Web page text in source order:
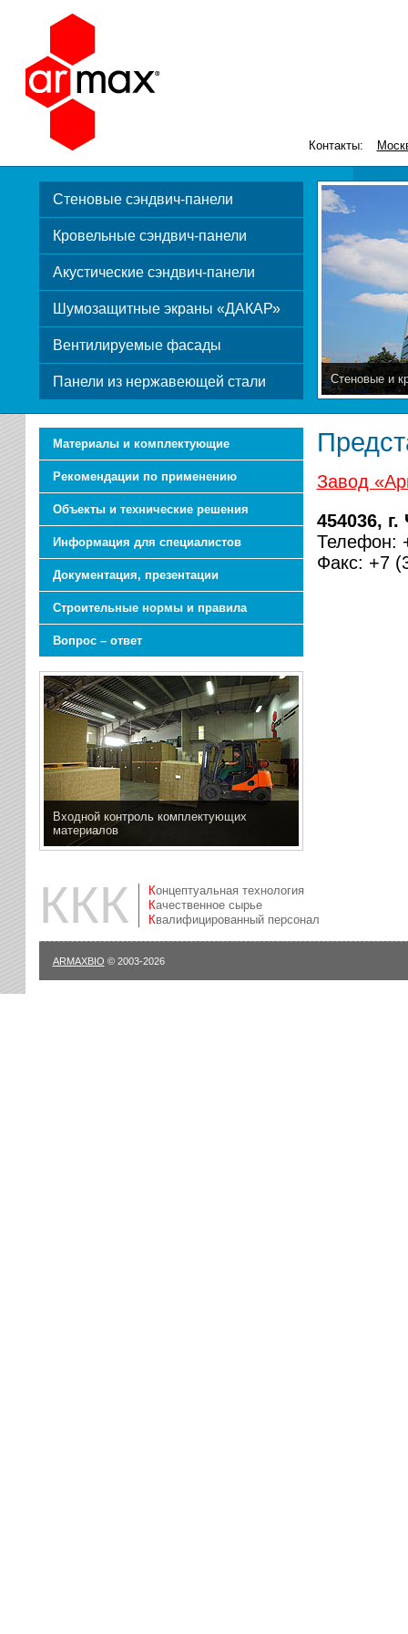
Контакты:
Стеновые сэндвич-панели
Кровельные сэндвич-панели
Акустические сэндвич-панели
Шумозащитные экраны «ДАКАР»
Вентилируемые фасады
Панели из нержавеющей стали Стеновые и
Материалы и комплектующие
Рекомендации по применению
Объекты и технические решения
Информация для специалистов
Документация, презентации
Строительные нормы и правила
Вопрос – ответ
Входной контроль комплектующих
материалов
Завод
454036,
Телефон:
Факс: +7
ККК
Концептуальная технология
Качественное сырье
Квалифицированный персонал
ARMAXBIO © 2003-2026